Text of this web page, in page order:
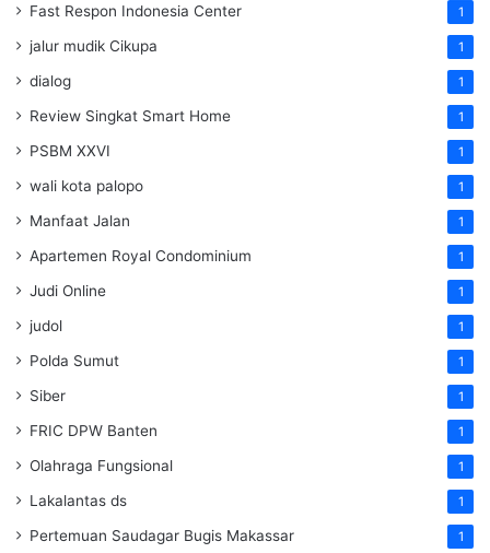
Fast Respon Indonesia Center 1
jalur mudik Cikupa 1
dialog 1
Review Singkat Smart Home 1
PSBM XXVI 1
wali kota palopo 1
Manfaat Jalan 1
Apartemen Royal Condominium 1
Judi Online 1
judol 1
Polda Sumut 1
Siber 1
FRIC DPW Banten 1
Olahraga Fungsional 1
Lakalantas ds 1
Pertemuan Saudagar Bugis Makassar 1